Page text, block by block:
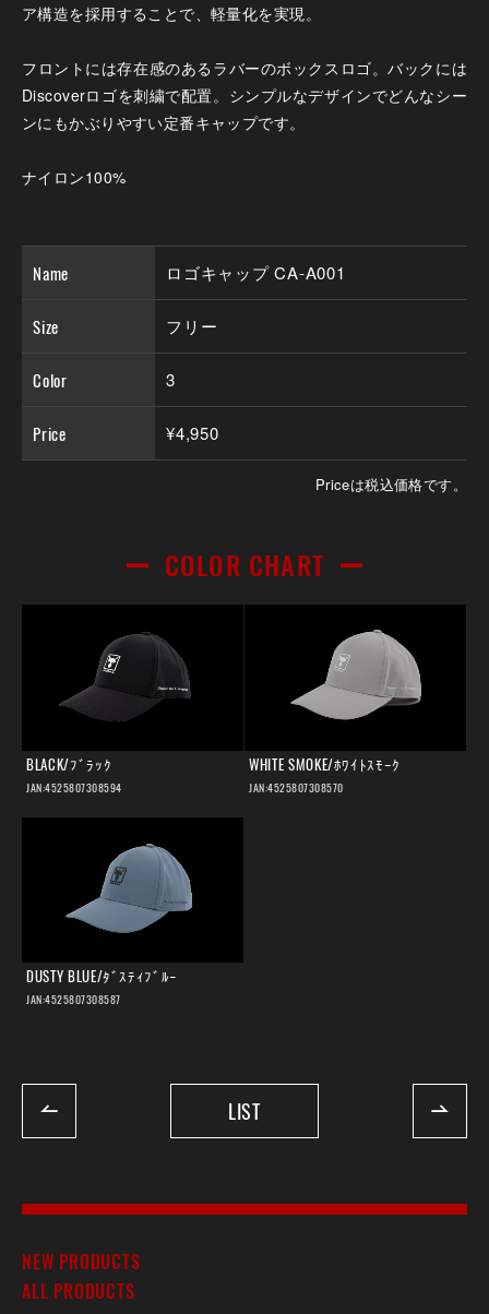
ア構造を採用することで、軽量化を実現。
フロントには存在感のあるラバーのボックスロゴ。バックには
Discoverロゴを刺繍で配置。シンプルなデザインでどんなシー
ンにもかぶりやすい定番キャップです。
ナイロン100%
Name ロゴキャップ CA-A001
Size フリー
Color 3
Price ¥4,950
Priceは税込価格です。
COLOR CHART
BLACK/ﾌﾞﾗｯｸ
JAN:4525807308594
WHITE SMOKE/ﾎﾜｲﾄｽﾓｰｸ
JAN:4525807308570
DUSTY BLUE/ﾀﾞｽﾃｨﾌﾞﾙｰ
JAN:4525807308587
LIST
NEW PRODUCTS
ALL PRODUCTS